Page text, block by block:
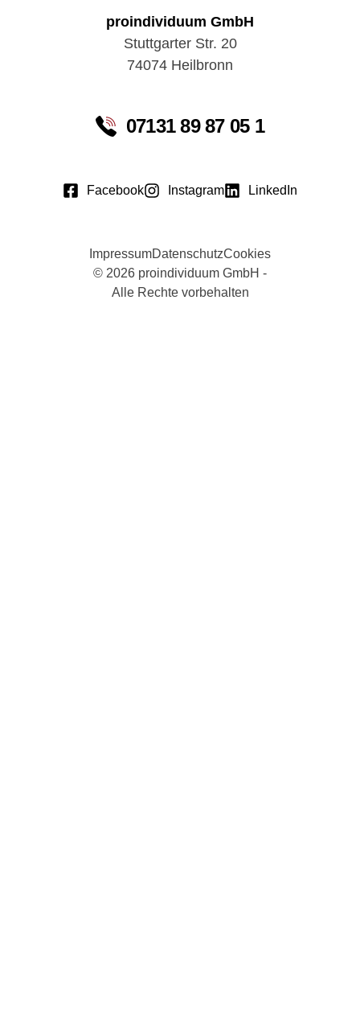
proindividuum GmbH
Stuttgarter Str. 20
74074 Heilbronn
07131 89 87 05 1
Facebook Instagram LinkedIn
© 2026 proindividuum GmbH -
Alle Rechte vorbehalten
ImpressumDatenschutzCookies